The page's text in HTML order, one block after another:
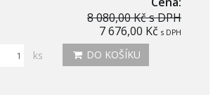
8 080,00 Kčs DPH
7 676,00 Kč s DPH
ks DO KOŠÍKU